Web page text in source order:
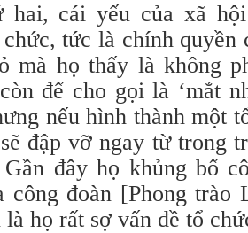
hai, cái yếu của xã
tức là chính quyền
mà họ thấy là không
để cho gọi là ‘mắt
nếu hình thành một
đập vỡ ngay từ trong
đây họ khủng bố
công đoàn [Phong trào
là họ rất sợ vấn đề tổ